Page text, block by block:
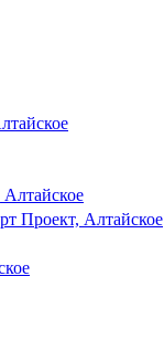
Проект, Алтайское